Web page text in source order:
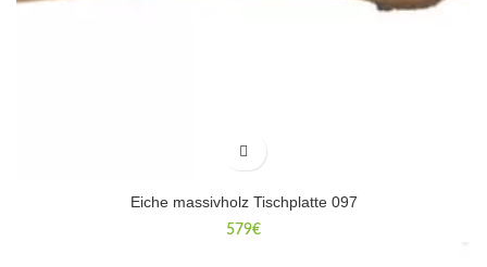
Eiche massivholz Tischplatte 097
579€